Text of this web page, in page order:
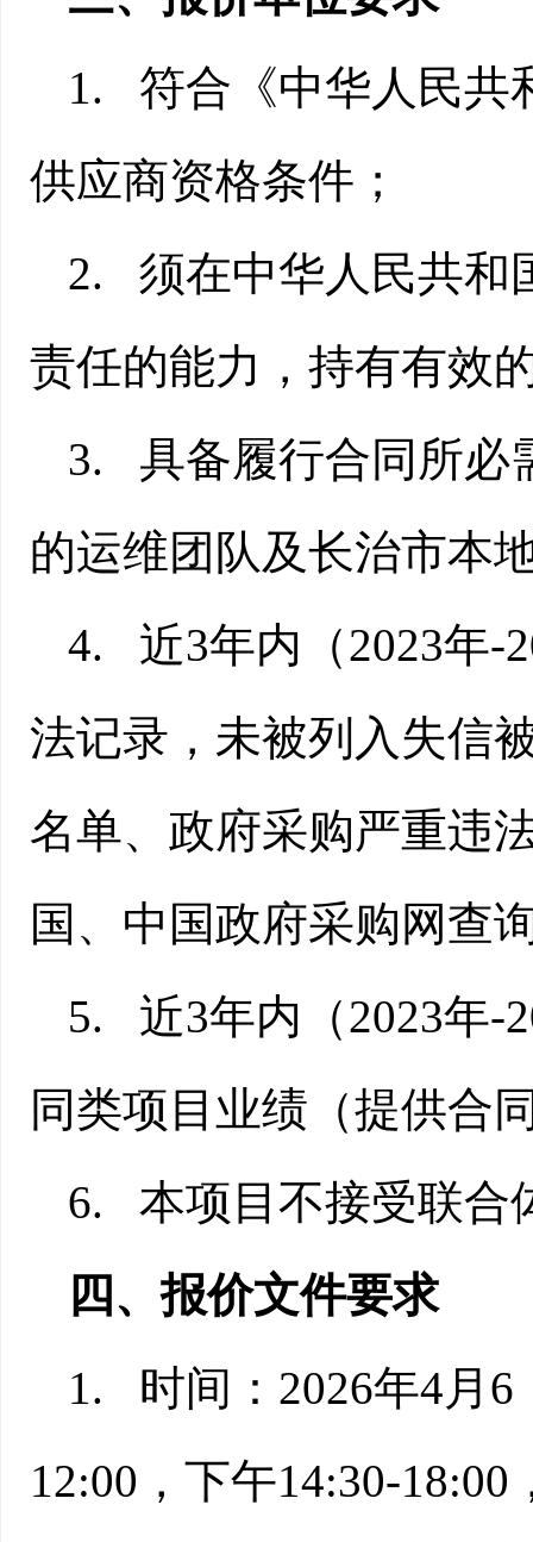
1. 符合《中华人民共
供应商资格条件；
2. 须在中华人民共和
责任的能力，持有有效
3. 具备履行合同所必
的运维团队及长治市本
4. 近3年内（2023年-
法记录，未被列入失信
名单、政府采购严重违
国、中国政府采购网查
5. 近3年内（2023年-
同类项目业绩（提供合
6. 本项目不接受联合
四、报价文件要求
1. 时间： 2026年4月 6
12:00 ，下午14:30-18:00